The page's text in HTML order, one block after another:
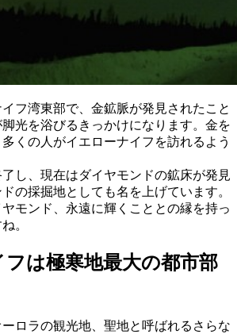
フ湾東部で、金鉱脈が発見されたこと
光を浴びるきっかけになります。金を
くの人がイエローナイフを訪れるよう
し、現在はダイヤモンドの鉱床が発見
の採掘地としても名を上げています。
モンド、永遠に輝くこととの縁を持っ
。
は極寒地最大の都市部
ロラの観光地、聖地と呼ばれるさらな